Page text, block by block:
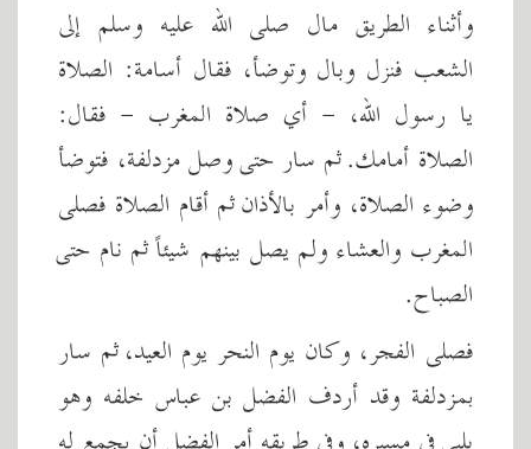
وأثناء الطريق مال صلى الله عليه وسلم إلى
الشعب فنزل وبال وتوضأ، فقال أسامة: الصلاة
يا رسول الله، - أي صلاة المغرب - فقال:
الصلاة أمامك. ثم سار حتى وصل مزدلفة، فتوضأ
وضوء الصلاة، وأمر بالأذان ثم أقام الصلاة فصلى
المغرب والعشاء ولم يصل بينهم شيئاً ثم نام حتى
الصباح.
فصلى الفجر، وكان يوم النحر يوم العيد، ثم سار
بمزدلفة وقد أردف الفضل بن عباس خلفه وهو